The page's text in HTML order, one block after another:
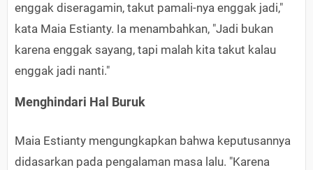
enggak diseragamin, takut pamali-nya enggak jadi,"
kata Maia Estianty. Ia menambahkan, "Jadi bukan
karena enggak sayang, tapi malah kita takut kalau
enggak jadi nanti."
Menghindari Hal Buruk
Maia Estianty mengungkapkan bahwa keputusannya
didasarkan pada pengalaman masa lalu. "Karena